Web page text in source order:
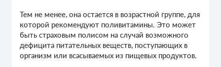
Тем не менее, она остается в возрастной группе, для
которой рекомендуют поливитамины. Это может
быть страховым полисом на случай возможного
дефицита питательных веществ, поступающих в
организм или всасываемых из пищевых продуктов.